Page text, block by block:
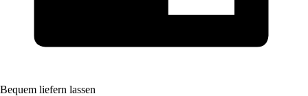
Bequem liefern lassen